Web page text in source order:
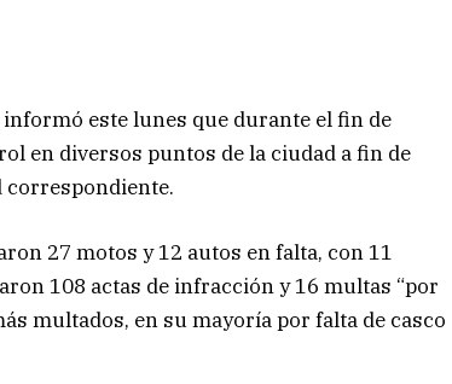
este lunes que durante el fin de
en diversos puntos de la ciudad a fin de
correspondiente.
27 motos y 12 autos en falta, con 11
108 actas de infracción y 16 multas “por
multados, en su mayoría por falta de casco